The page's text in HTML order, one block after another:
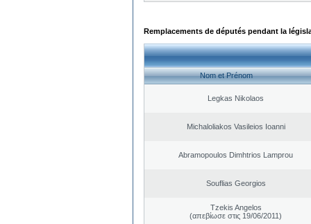
Remplacements de députés pendant la
Nom et Prénom
Legkas Nikolaos
Michaloliakos Vasileios Ioanni
Abramopoulos Dimhtrios Lamprou
Souflias Georgios
Tzekis Angelos
(απεβίωσε στις 19/06/2011)